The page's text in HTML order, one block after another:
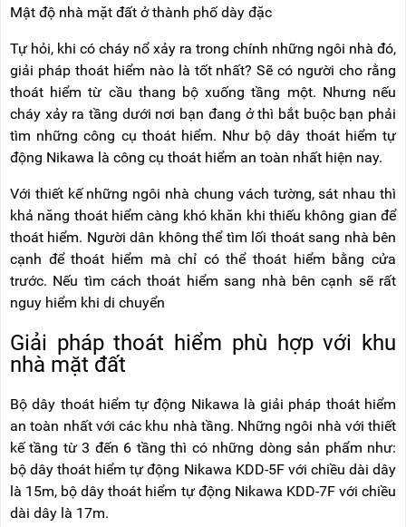
Mật độ nhà mặt đất ở thành phố dày đặc
Tự hỏi, khi có cháy nổ xảy ra trong chính những ngôi nhà đó,
giải pháp thoát hiểm nào là tốt nhất? Sẽ có người cho rằng
thoát hiểm từ cầu thang bộ xuống tầng một. Nhưng nếu
cháy xảy ra tầng dưới nơi bạn đang ở thì bắt buộc bạn phải
tìm những công cụ thoát hiểm. Như bộ dây thoát hiểm tự
động Nikawa là công cụ thoát hiểm an toàn nhất hiện nay.
Với thiết kế những ngôi nhà chung vách tường, sát nhau thì
khả năng thoát hiểm càng khó khăn khi thiếu không gian để
thoát hiểm. Người dân không thể tìm lối thoát sang nhà bên
cạnh để thoát hiểm mà chỉ có thể thoát hiểm bằng cửa
trước. Nếu tìm cách thoát hiểm sang nhà bên cạnh sẽ rất
nguy hiểm khi di chuyển
Giải pháp thoát hiểm phù hợp với khu
nhà mặt đất
Bộ dây thoát hiểm tự động Nikawa là giải pháp thoát hiểm
an toàn nhất với các khu nhà tầng. Những ngôi nhà với thiết
kế tầng từ 3 đến 6 tầng thì có những dòng sản phẩm như:
bộ dây thoát hiểm tự động Nikawa KDD-5F với chiều dài dây
là 15m, bộ dây thoát hiểm tự động Nikawa KDD-7F với chiều
dài dây là 17m.